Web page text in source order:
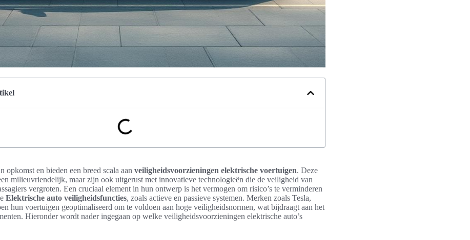
opkomst en bieden een breed scala aan veiligheidsvoorzieningen elektrische voertuigen. Deze
milieuvriendelijk, maar zijn ook uitgerust met innovatieve technologieën die de veiligheid van
vergroten. Een cruciaal element in hun ontwerp is het vermogen om risico’s te verminderen
Elektrische auto veiligheidsfuncties, zoals actieve en passieve systemen. Merken zoals Tesla,
hun voertuigen geoptimaliseerd om te voldoen aan hoge veiligheidsnormen, wat bijdraagt aan het
Hieronder wordt nader ingegaan op welke veiligheidsvoorzieningen elektrische auto’s